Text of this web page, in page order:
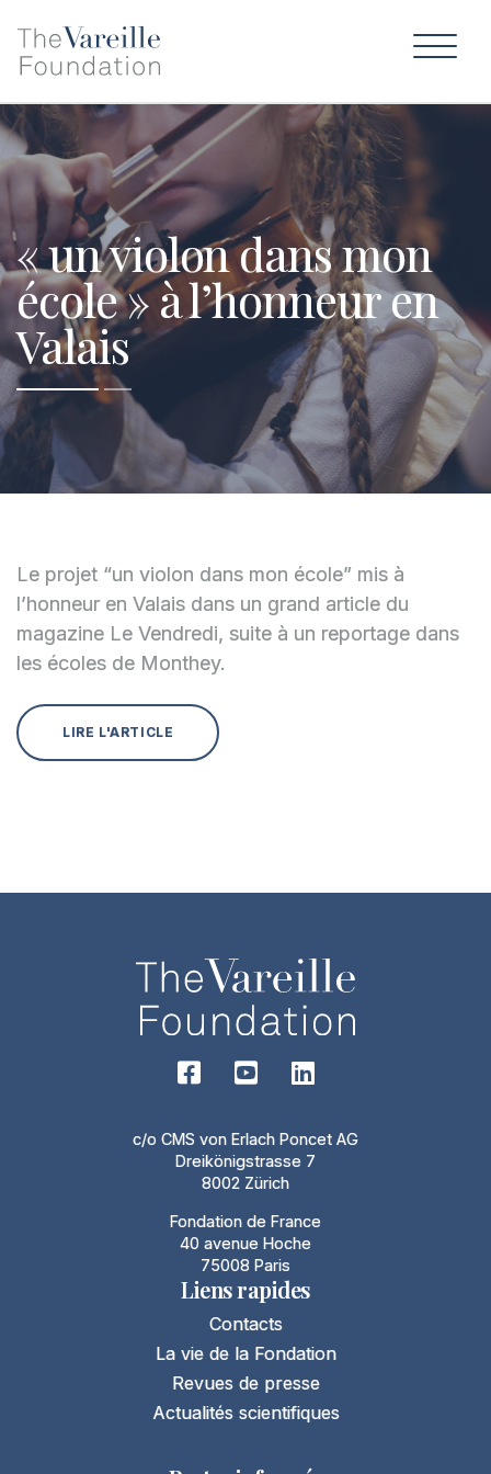
« un violon dans mon
école » à l’honneur en
Valais
Le projet “un violon dans mon école” mis à
l’honneur en Valais dans un grand article du
magazine Le Vendredi, suite à un reportage dans
les écoles de Monthey.
LIRE L'ARTICLE
c/o CMS von Erlach Poncet AG
Dreikönigstrasse 7
8002 Zürich
Fondation de France
40 avenue Hoche
75008 Paris
Liens rapides
Contacts
La vie de la Fondation
Revues de presse
Actualités scientifiques